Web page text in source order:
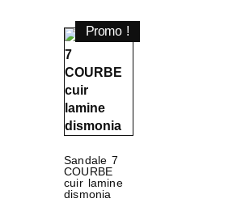
Promo !
Sandale 7
COURBE
cuir lamine
dismonia